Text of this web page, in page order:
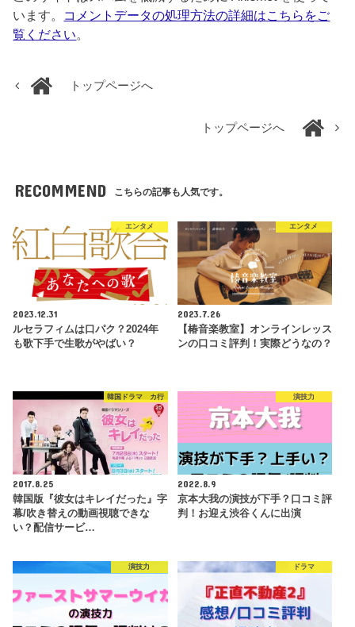
います。 コメントデータの処理方法の詳細はこちらをご
覧ください。
トップページへ
トップページへ
RECOMMEND こちらの記事も人気です。
エンタメ
2023.12.31
ルセラフィムは口パク？2024年
も歌下手で生歌がやばい？
エンタメ
2023.7.26
【椿音楽教室】オンラインレッス
ンの口コミ評判！実際どうなの？
韓国ドラマ カ行
2017.8.25
韓国版『彼女はキレイだった』字
幕/吹き替えの動画視聴できな
い？配信サービ…
演技力
2022.8.9
京本大我の演技が下手？口コミ評
判！お迎え渋谷くんに出演
演技力 ドラマ